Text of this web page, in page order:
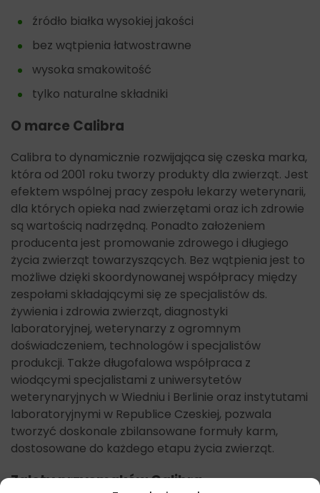
źródło białka wysokiej jakości
bez wątpienia łatwostrawne
wysoka smakowitość
tylko naturalne składniki
O marce Calibra
Calibra to dynamicznie rozwijająca się czeska marka,
która od 2001 roku tworzy produkty dla zwierząt. Jest
efektem wspólnej pracy zespołu lekarzy weterynarii,
dla których opieka nad zwierzętami oraz ich zdrowie
są wartością nadrzędną. Ponadto założeniem
producenta jest promowanie zdrowego i długiego
życia zwierząt towarzyszących. Bez wątpienia jest to
możliwe dzięki skoordynowanej współpracy między
zespołami składającymi się ze specjalistów ds.
żywienia i zdrowia zwierząt, diagnostyki
laboratoryjnej, weterynarzy z ogromnym
doświadczeniem, technologów i specjalistów
produkcji. Także długofalowa współpraca z
wiodącymi specjalistami z uniwersytetów
weterynaryjnych w Wiedniu i Berlinie oraz instytutami
laboratoryjnymi w Republice Czeskiej, pozwala
tworzyć doskonale zbilansowane formuły karm,
dostosowane do każdego etapu życia zwierząt.
Zalety przysmaków Calibra